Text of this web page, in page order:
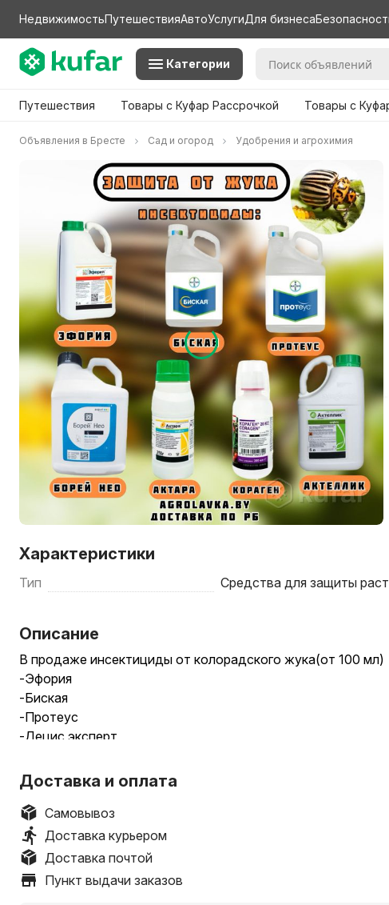
НедвижимостьПутешествияАвтоУслугиДля бизнеса
Категории
Путешествия Товары с Куфар Рассрочкой Товары с
Объявления в Бресте Сад и огород Удобрения и агрохимия
Характеристики
Тип Средства для защиты
Описание
В продаже инсектициды от колорадского жука(от 100 мл)
-Эфория
-Биская
-Протеус
-Децис эксперт
-Борей
-и другие
Весь ассортимент на нашем сайте AGROLAVKA.by
Минимальная сумма заказа-35 руб
магазин АГРОЛАВКА:
г.Брест, ул Московская,118
г. Дрогичин, ул Мелиоративная,61
Доставка и оплата
Самовывоз
Доставка курьером
Доставка почтой
Пункт выдачи заказов